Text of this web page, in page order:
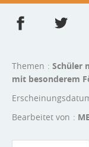
Partager sur
Themen
Schüler
mit besonderem
Bearbeitet von